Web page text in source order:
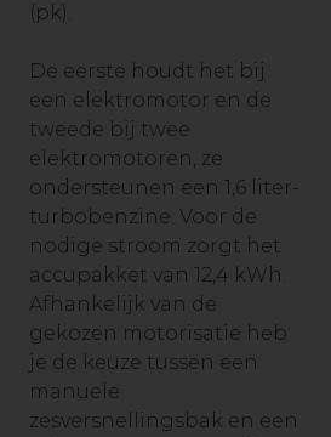
(pk).
De eerste houdt het bij
een elektromotor en de
tweede bij twee
elektromotoren, ze
ondersteunen een 1,6 liter-
turbobenzine. Voor de
nodige stroom zorgt het
accupakket van 12,4 kWh.
Afhankelijk van de
gekozen motorisatie heb
je de keuze tussen een
manuele
zesversnellingsbak en een